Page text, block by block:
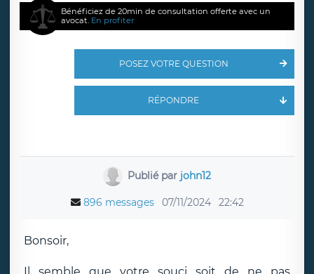
Bénéficiez de 20min de consultation offerte avec un
avocat. En profiter
POSEZ VOTRE QUESTION
RÉPONDRE
Publié par john12
896 messages 07/11/2024 22:42
Bonsoir,